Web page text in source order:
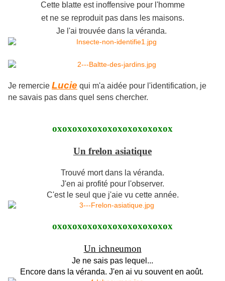
Cette blatte est inoffensive pour l'homme
et ne se reproduit pas dans les maisons.
Je l'ai trouvée dans la véranda.
Je remercie Lucie qui m'a aidée pour l'identification, je
ne savais pas dans quel sens chercher.
oxoxoxoxoxoxoxoxoxoxoxox
Un frelon asiatique
Trouvé mort dans la véranda.
J'en ai profité pour l'observer.
C'est le seul que j'aie vu cette année.
oxoxoxoxoxoxoxoxoxoxoxox
Un ichneumon
Je ne sais pas lequel...
Encore dans la véranda. J'en ai vu souvent en août.